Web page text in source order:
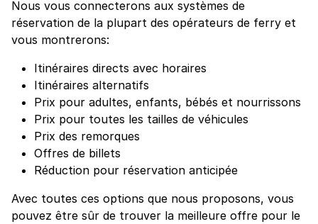
Nous vous connecterons aux systèmes de
réservation de la plupart des opérateurs de ferry et
vous montrerons:
Itinéraires directs avec horaires
Itinéraires alternatifs
Prix pour adultes, enfants, bébés et nourrissons
Prix pour toutes les tailles de véhicules
Prix des remorques
Offres de billets
Réduction pour réservation anticipée
Avec toutes ces options que nous proposons, vous
pouvez être sûr de trouver la meilleure offre pour le